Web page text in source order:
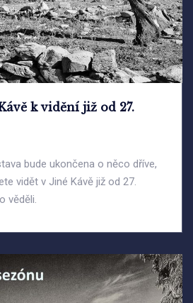
k vidění již od 27.
bude ukončena o něco dříve,
vidět v Jiné Kávě již od 27.
věděli.